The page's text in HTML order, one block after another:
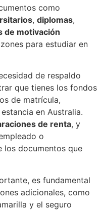
como
, diplomas,
de motivación
para estudiar en
de respaldo
que tienes los fondos
de matrícula,
en Australia.
de renta, y
o
los documentos que
es fundamental
adicionales, como
y el seguro